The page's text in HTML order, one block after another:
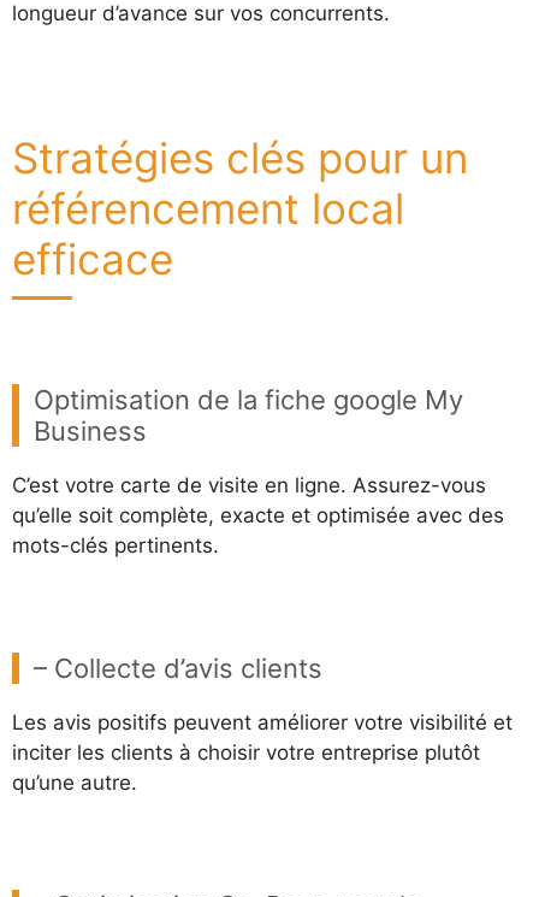
longueur d’avance sur vos concurrents.
Stratégies clés pour un
référencement local
efficace
Optimisation de la fiche google My
Business
C’est votre carte de visite en ligne. Assurez-vous
qu’elle soit complète, exacte et optimisée avec des
mots-clés pertinents.
– Collecte d’avis clients
Les avis positifs peuvent améliorer votre visibilité et
inciter les clients à choisir votre entreprise plutôt
qu’une autre.